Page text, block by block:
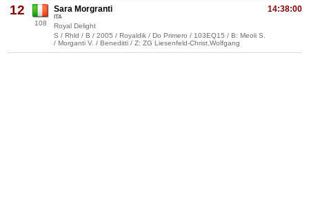
12
108
14:38:00
Sara Morgranti
ITA
Royal Delight
S / Rhld / B / 2005 / Royaldik / Do Primero / 103EQ15 / B: Meoli S.
/ Morganti V. / Beneditti / Z: ZG Liesenfeld-Christ,Wolfgang